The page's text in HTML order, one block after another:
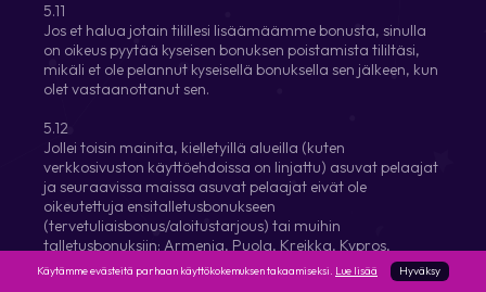
5.11
Jos et halua jotain tilillesi lisäämäämme bonusta, sinulla
on oikeus pyytää kyseisen bonuksen poistamista tililtäsi,
mikäli et ole pelannut kyseisellä bonuksella sen jälkeen, kun
olet vastaanottanut sen.
5.12
Jollei toisin mainita, kielletyillä alueilla (kuten
verkkosivuston käyttöehdoissa on linjattu) asuvat pelaajat
ja seuraavissa maissa asuvat pelaajat eivät ole
oikeutettuja ensitalletusbonukseen
(tervetuliaisbonus/aloitustarjous) tai muihin
talletusbonuksiin: Armenia, Puola, Kreikka, Kypros,
Unkari, Kroatia, Ukraina, Venäjä, Tšekki, Slovakia,
Käytämme evästeitä parhaan käyttökokemuksen takaamiseksi. Lue lisää Hyväksy